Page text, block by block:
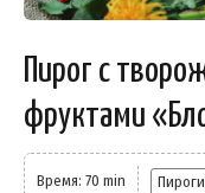
Пирог с
фруктами
Время: 70 min